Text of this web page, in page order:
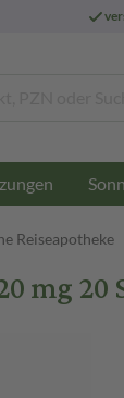
Reiseapotheke
mg